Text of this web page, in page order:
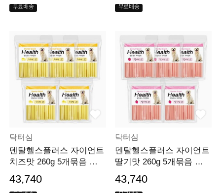
무료배송 무료배송
닥터심
덴탈헬스플러스 자이언트
치즈맛 260g 5개묶음 대
형견 개껌
43,740
닥터심
덴탈헬스플러스 자이언트
딸기맛 260g 5개묶음 대
형견 개껌
43,740